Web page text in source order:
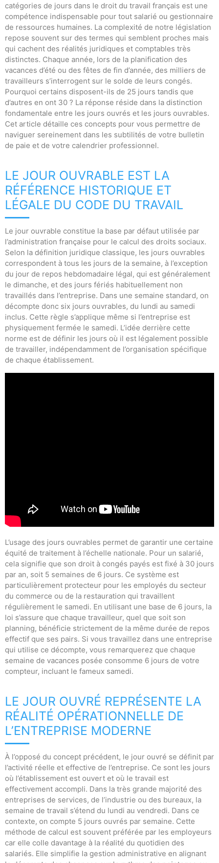
catégories de jours dans le droit du travail français est une
compétence indispensable pour tout salarié ou gestionnaire
de ressources humaines. La complexité de notre législation
repose souvent sur des termes qui semblent proches mais
qui cachent des réalités juridiques et comptables très
distinctes. Chaque année, lors de la planification des
vacances d’été ou des fêtes de fin d’année, des milliers de
travailleurs s’interrogent sur le solde de leurs congés.
Pourquoi certains disposent-ils de 25 jours tandis que
d’autres en ont 30 ? La réponse réside dans la distinction
fondamentale entre les jours ouvrés et les jours ouvrables.
Cet article détaille ces concepts pour vous permettre de
naviguer sereinement dans les subtilités de votre bulletin
de paie et de votre calendrier professionnel.
LE JOUR OUVRABLE EST LA
RÉFÉRENCE HISTORIQUE ET
LÉGALE DU CODE DU TRAVAIL
Le jour ouvrable constitue la base par défaut utilisée par
l’administration française pour le calcul des droits sociaux.
Selon la définition juridique classique, les jours ouvrables
correspondent à tous les jours de la semaine, à l’exception
du jour de repos hebdomadaire légal, qui est généralement
le dimanche, et des jours fériés habituellement non
travaillés dans l’entreprise. Dans une semaine standard, on
décompte donc six jours ouvrables, du lundi au samedi
inclus. Cette règle s’applique même si l’entreprise est
physiquement fermée le samedi. L’idée derrière cette
norme est de définir les jours où il est légalement possible
de travailler, indépendamment de l’organisation spécifique
de chaque établissement.
L’usage des jours ouvrables permet de garantir une certaine
équité de traitement à l’échelle nationale. Pour un salarié,
cela signifie que son droit à congés payés est fixé à 30 jours
par an, soit 5 semaines de 6 jours. Ce système est
particulièrement protecteur pour les employés du secteur
du commerce ou de la restauration qui travaillent
régulièrement le samedi. En utilisant une base de 6 jours, la
loi s’assure que chaque travailleur, quel que soit son
planning, bénéficie strictement de la même durée de repos
effectif que ses pairs. Si vous travaillez dans une entreprise
qui utilise ce décompte, vous remarquerez que chaque
semaine de vacances posée consomme 6 jours de votre
compteur, incluant le fameux samedi.
LE JOUR OUVRÉ REPRÉSENTE LA
RÉALITÉ OPÉRATIONNELLE DE
L’ENTREPRISE MODERNE
À l’opposé du concept précédent, le jour ouvré se définit par
l’activité réelle et effective de l’entreprise. Ce sont les jours
où l’établissement est ouvert et où le travail est
effectivement accompli. Dans la très grande majorité des
entreprises de services, de l’industrie ou des bureaux, la
semaine de travail s’étend du lundi au vendredi. Dans ce
contexte, on compte 5 jours ouvrés par semaine. Cette
méthode de calcul est souvent préférée par les employeurs
car elle colle davantage à la réalité du quotidien des
salariés. Elle simplifie la gestion administrative en alignant